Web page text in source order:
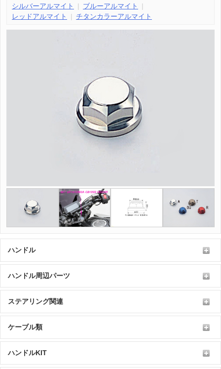
シルバーアルマイト
ブルーアルマイト
レッドアルマイト
チタンカラーアルマイト
ハンドル
ハンドル周辺パーツ
ステアリング関連
ケーブル類
ハンドルKIT